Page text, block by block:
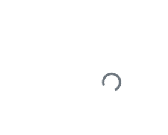
Loading...